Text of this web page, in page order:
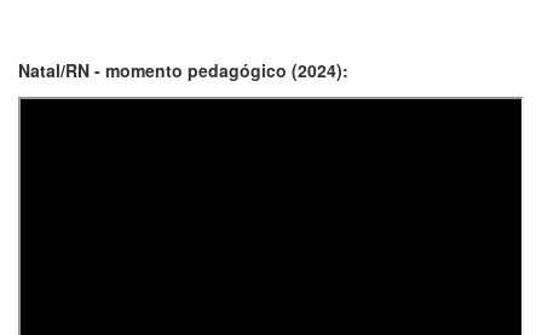
Natal/RN - momento pedagógico (2024):